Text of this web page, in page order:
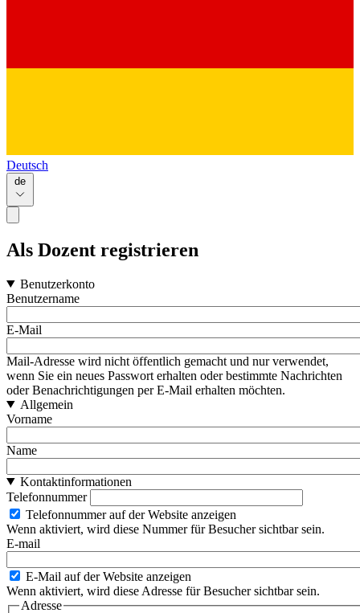
Deutsch
de
Als Dozent registrieren
Benutzerkonto
Benutzername
E-Mail
Mail-Adresse wird nicht öffentlich gemacht und nur verwendet,
wenn Sie ein neues Passwort erhalten oder bestimmte Nachrichten
oder Benachrichtigungen per E-Mail erhalten möchten.
Allgemein
Vorname
Name
Kontaktinformationen
Telefonnummer
Telefonnummer auf der Website anzeigen
Wenn aktiviert, wird diese Nummer für Besucher sichtbar sein.
E-mail
E-Mail auf der Website anzeigen
Wenn aktiviert, wird diese Adresse für Besucher sichtbar sein.
Adresse